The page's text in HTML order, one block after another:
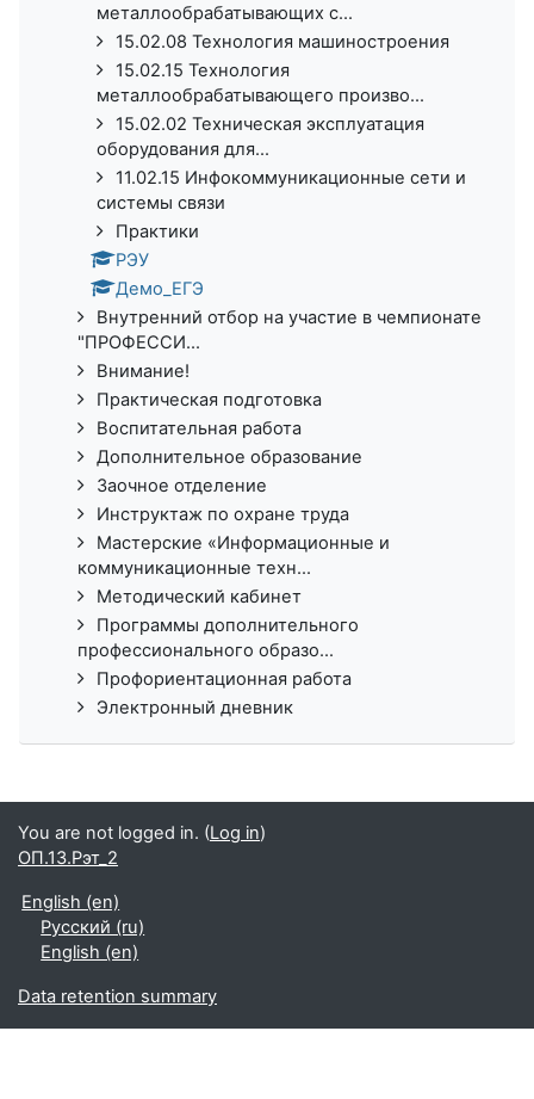
металлообрабатывающих с...
15.02.08 Технология машиностроения
15.02.15 Технология
металлообрабатывающего произво...
15.02.02 Техническая эксплуатация
оборудования для...
11.02.15 Инфокоммуникационные сети и
системы связи
Практики
РЭУ
Демо_ЕГЭ
Внутренний отбор на участие в чемпионате
"ПРОФЕССИ...
Внимание!
Практическая подготовка
Воспитательная работа
Дополнительное образование
Заочное отделение
Инструктаж по охране труда
Мастерские «Информационные и
коммуникационные техн...
Методический кабинет
Программы дополнительного
профессионального образо...
Профориентационная работа
Электронный дневник
You are not logged in. (Log in)
ОП.13.Рэт_2
English ‎(en)‎
Русский ‎(ru)‎
English ‎(en)‎
Data retention summary